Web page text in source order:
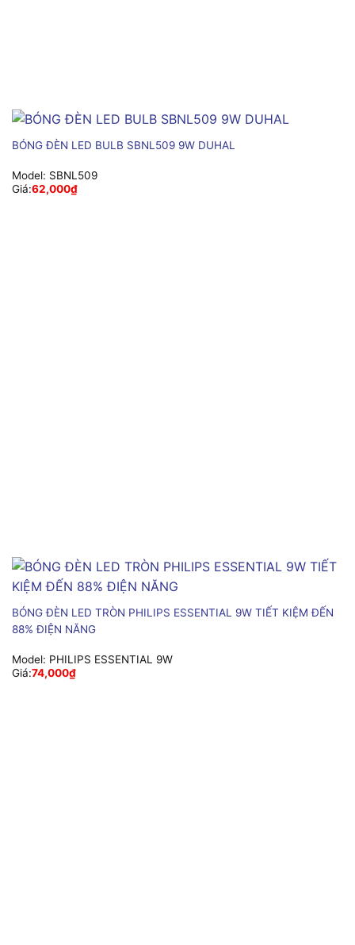
BÓNG ĐÈN LED BULB SBNL509 9W DUHAL
Model: SBNL509
Giá:62,000₫
BÓNG ĐÈN LED TRÒN PHILIPS ESSENTIAL 9W TIẾT KIỆM ĐẾN
88% ĐIỆN NĂNG
Model: PHILIPS ESSENTIAL 9W
Giá:74,000₫